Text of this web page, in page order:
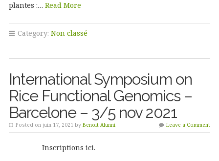
plantes :… Read More
Category: Non classé
International Symposium on
Rice Functional Genomics –
Barcelone – 3/5 nov 2021
Posted on juin 17, 2021 by Benoit Alunni Leave a Comment
Inscriptions ici.